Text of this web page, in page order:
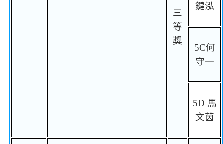
三
等
獎
鍵泓
5C何
守一
5D 馬
文茵